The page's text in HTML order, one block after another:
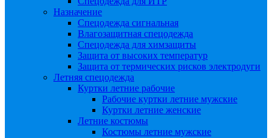
Назначение
Спецодежда сигнальная
Влагозащитная спецодежда
Спецодежда для химзащиты
Защита от высоких температур
Защита от термических рисков электродуги
Летняя спецодежда
Куртки летние рабочие
Рабочие куртки летние мужские
Куртки летние женские
Летние костюмы
Костюмы летние мужские